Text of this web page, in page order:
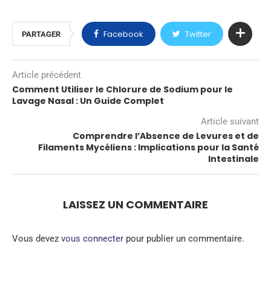
PARTAGER Facebook Twitter
Article précédent
Comment Utiliser le Chlorure de Sodium pour le
Lavage Nasal : Un Guide Complet
Article suivant
Comprendre l’Absence de Levures et de
Filaments Mycéliens : Implications pour la Santé
Intestinale
LAISSEZ UN COMMENTAIRE
Vous devez vous connecter pour publier un commentaire.